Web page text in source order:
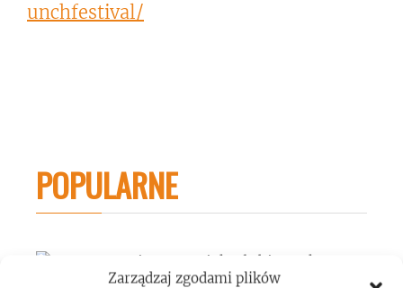
Zarządzaj zgodami plików
unchfestival/
POPULARNE